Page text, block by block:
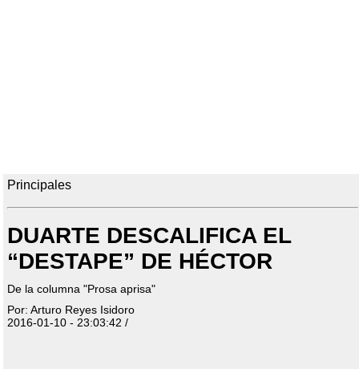
Principales
DUARTE DESCALIFICA EL
“DESTAPE” DE HÉCTOR
De la columna "Prosa aprisa"
Por: Arturo Reyes Isidoro
2016-01-10 - 23:03:42 /